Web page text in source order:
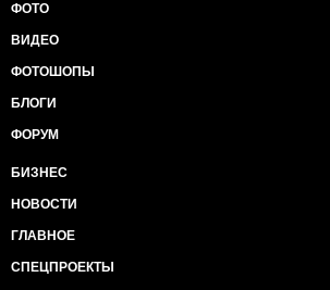
ФОТО
ВИДЕО
ФОТОШОПЫ
БЛОГИ
ФОРУМ
БИЗНЕС
НОВОСТИ
ГЛАВНОЕ
СПЕЦПРОЕКТЫ